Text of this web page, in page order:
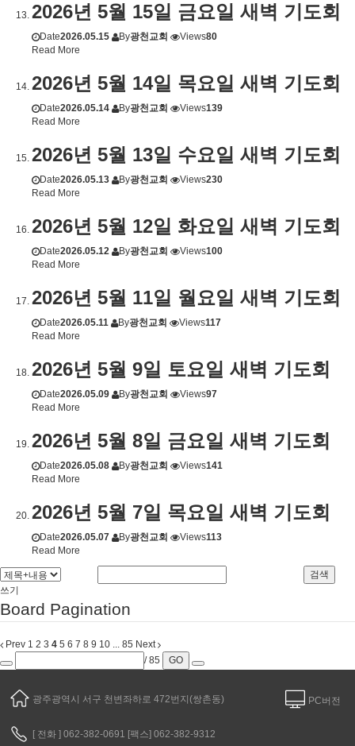
2026년 5월 15일 금요일 새벽 기도회
Date2026.05.15 By광천교회 Views80
Read More
2026년 5월 14일 목요일 새벽 기도회
Date2026.05.14 By광천교회 Views139
Read More
2026년 5월 13일 수요일 새벽 기도회
Date2026.05.13 By광천교회 Views230
Read More
2026년 5월 12일 화요일 새벽 기도회
Date2026.05.12 By광천교회 Views100
Read More
2026년 5월 11일 월요일 새벽 기도회
Date2026.05.11 By광천교회 Views117
Read More
2026년 5월 9일 토요일 새벽 기도회
Date2026.05.09 By광천교회 Views97
Read More
2026년 5월 8일 금요일 새벽 기도회
Date2026.05.08 By광천교회 Views141
Read More
2026년 5월 7일 목요일 새벽 기도회
Date2026.05.07 By광천교회 Views113
Read More
검색
쓰기
Board Pagination
Prev 1 2 3 4 5 6 7 8 9 10 ... 85 Next
/ 85
GO
광주광역시 서구 천변좌하로 472번지(쌍촌동) PC버전
[ 전화 ] 062-382-0691 [팩스] 062-382-9312